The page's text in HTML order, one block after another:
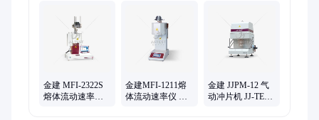
金建 MFI-2322S
熔体流动速率仪
金建MFI-1211熔
体流动速率仪 质
金建 JJPM-12 气
动冲片机 JJ-TEST